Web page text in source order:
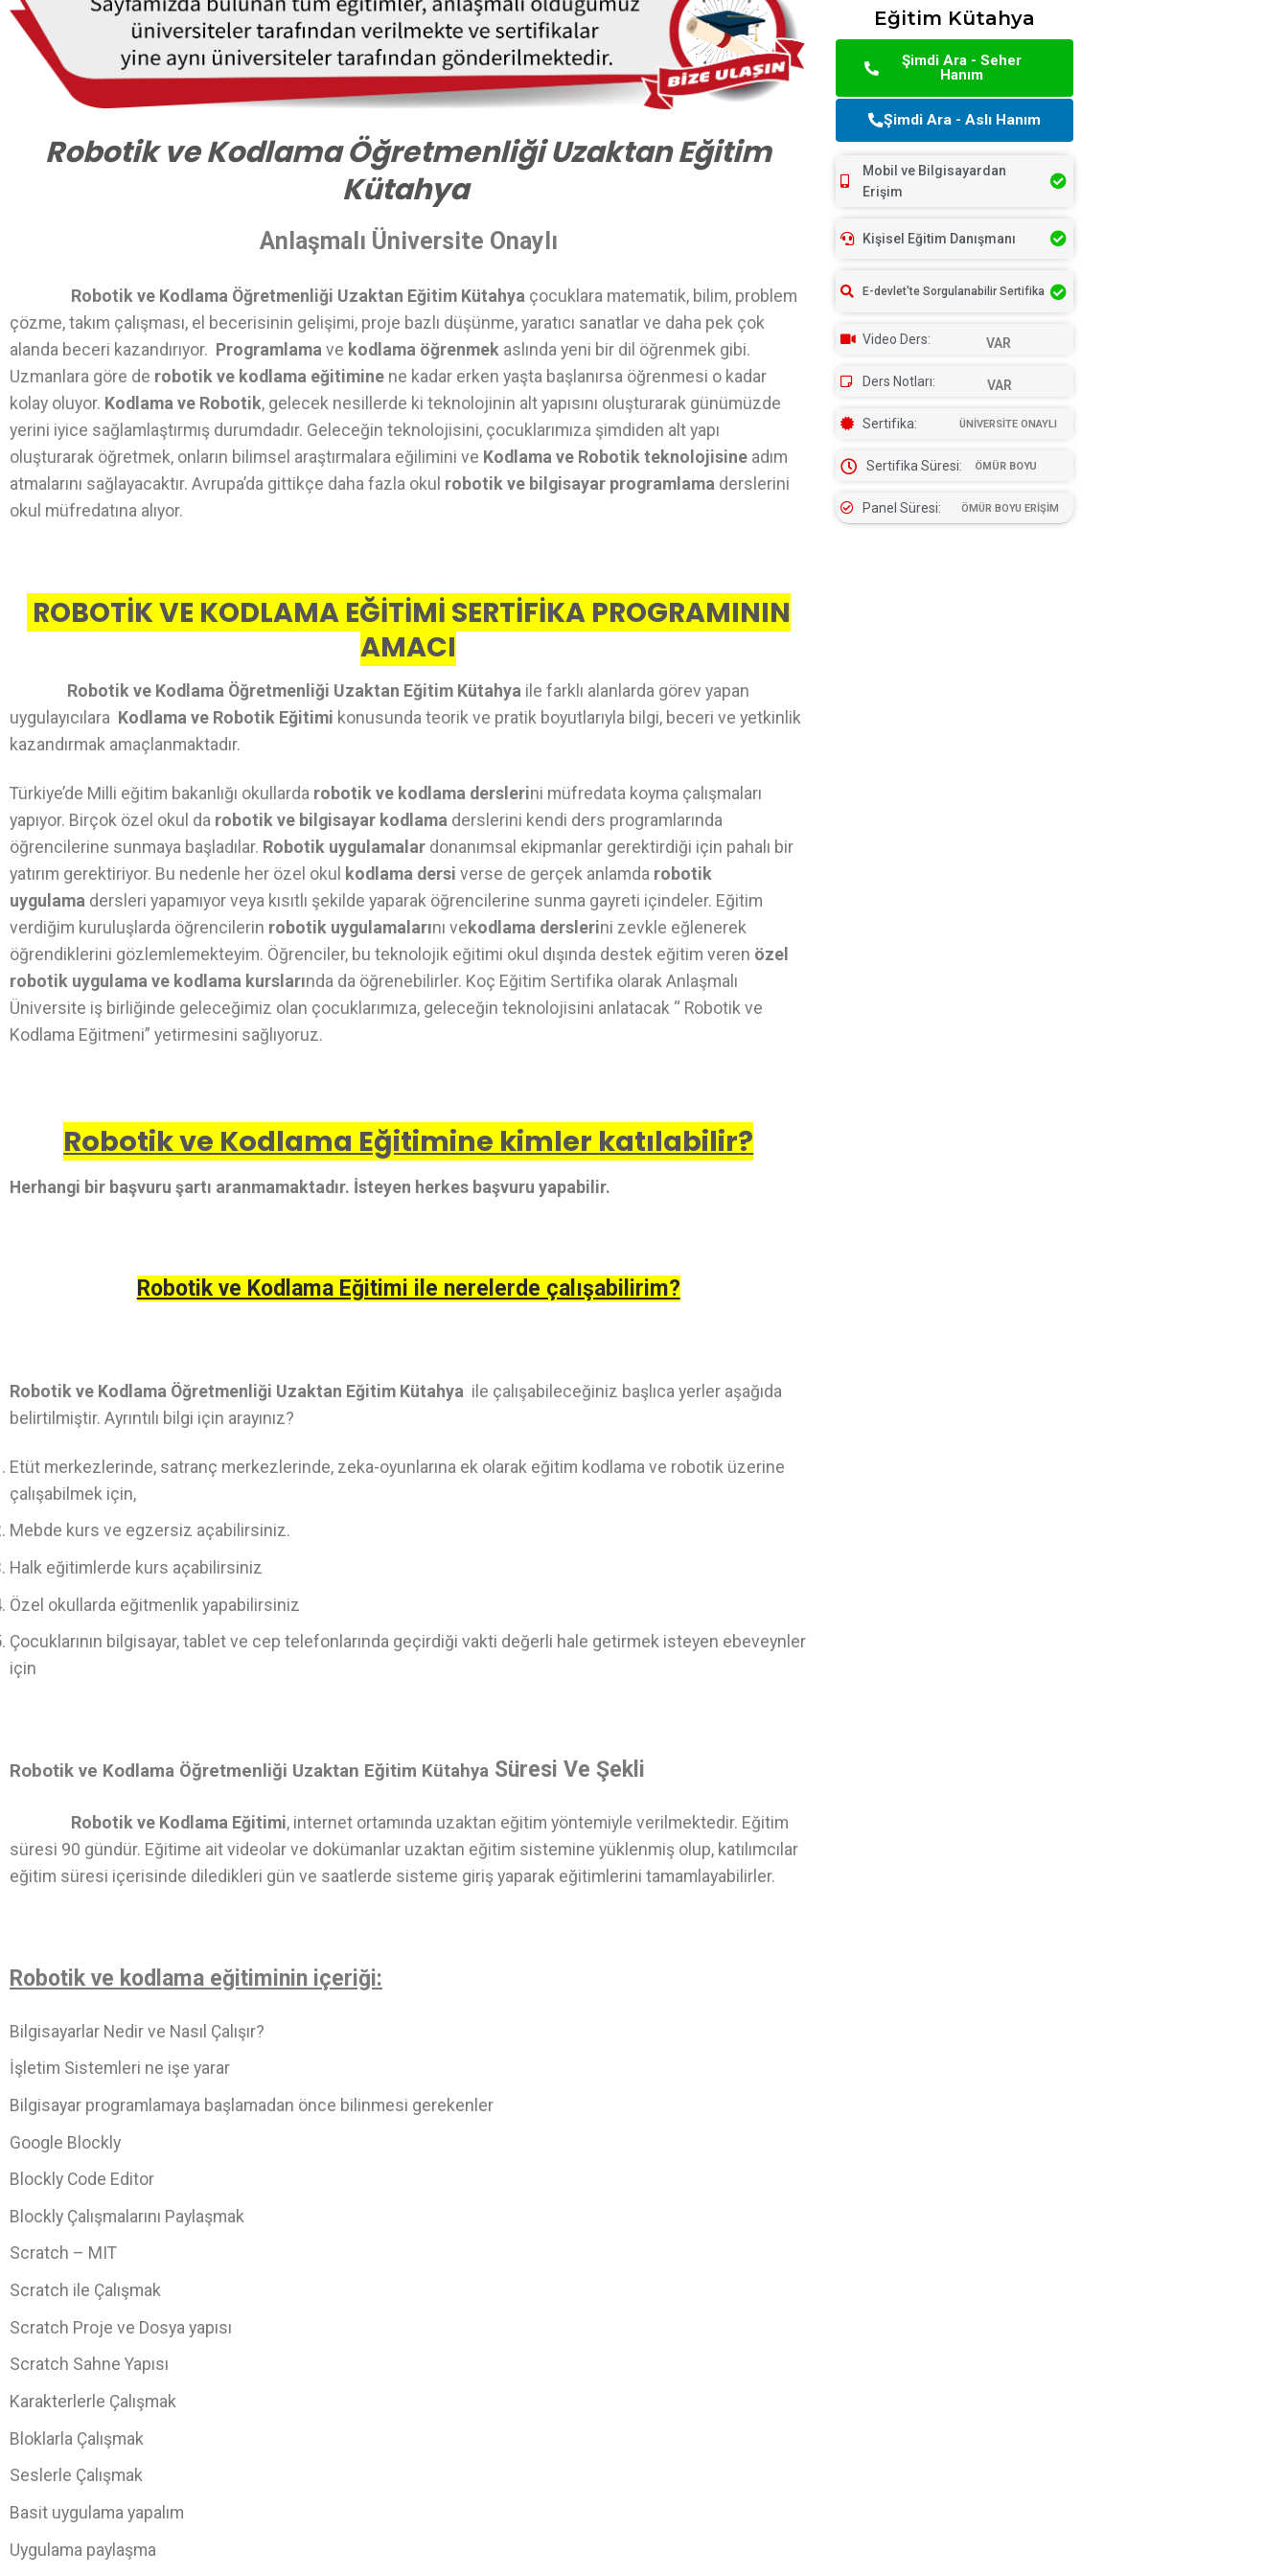
Robotik ve Kodlama Öğretmenliği Uzaktan Eğitim
Kütahya
Anlaşmalı Üniversite Onaylı
Robotik ve Kodlama Öğretmenliği Uzaktan Eğitim Kütahya çocuklara matematik, bilim, problem
çözme, takım çalışması, el becerisinin gelişimi, proje bazlı düşünme, yaratıcı sanatlar ve daha pek çok
alanda beceri kazandırıyor. Programlama ve kodlama öğrenmek aslında yeni bir dil öğrenmek gibi.
Uzmanlara göre de robotik ve kodlama eğitimine ne kadar erken yaşta başlanırsa öğrenmesi o kadar
kolay oluyor. Kodlama ve Robotik, gelecek nesillerde ki teknolojinin alt yapısını oluşturarak günümüzde
yerini iyice sağlamlaştırmış durumdadır. Geleceğin teknolojisini, çocuklarımıza şimdiden alt yapı
oluşturarak öğretmek, onların bilimsel araştırmalara eğilimini ve Kodlama ve Robotik teknolojisine adım
atmalarını sağlayacaktır. Avrupa’da gittikçe daha fazla okul robotik ve bilgisayar programlama derslerini
okul müfredatına alıyor.
ROBOTİK VE KODLAMA EĞİTİMİ SERTİFİKA PROGRAMININ
AMACI
Robotik ve Kodlama Öğretmenliği Uzaktan Eğitim Kütahya ile farklı alanlarda görev yapan
uygulayıcılara Kodlama ve Robotik Eğitimi konusunda teorik ve pratik boyutlarıyla bilgi, beceri ve yetkinlik
kazandırmak amaçlanmaktadır.
Türkiye’de Milli eğitim bakanlığı okullarda robotik ve kodlama derslerini müfredata koyma çalışmaları
yapıyor. Birçok özel okul da robotik ve bilgisayar kodlama derslerini kendi ders programlarında
öğrencilerine sunmaya başladılar. Robotik uygulamalar donanımsal ekipmanlar gerektirdiği için pahalı bir
yatırım gerektiriyor. Bu nedenle her özel okul kodlama dersi verse de gerçek anlamda robotik
uygulama dersleri yapamıyor veya kısıtlı şekilde yaparak öğrencilerine sunma gayreti içindeler. Eğitim
verdiğim kuruluşlarda öğrencilerin robotik uygulamalarını ve kodlama derslerini zevkle eğlenerek
öğrendiklerini gözlemlemekteyim. Öğrenciler, bu teknolojik eğitimi okul dışında destek eğitim veren özel
robotik uygulama ve kodlama kurslarında da öğrenebilirler. Koç Eğitim Sertifika olarak Anlaşmalı
Üniversite iş birliğinde geleceğimiz olan çocuklarımıza, geleceğin teknolojisini anlatacak “ Robotik ve
Kodlama Eğitmeni” yetirmesini sağlıyoruz.
Robotik ve Kodlama Eğitimine kimler katılabilir?
Herhangi bir başvuru şartı aranmamaktadır. İsteyen herkes başvuru yapabilir.
Robotik ve Kodlama Eğitimi ile nerelerde çalışabilirim?
Robotik ve Kodlama Öğretmenliği Uzaktan Eğitim Kütahya ile çalışabileceğiniz başlıca yerler aşağıda
belirtilmiştir. Ayrıntılı bilgi için arayınız?
Etüt merkezlerinde, satranç merkezlerinde, zeka-oyunlarına ek olarak eğitim kodlama ve robotik üzerine
çalışabilmek için,
Mebde kurs ve egzersiz açabilirsiniz.
Halk eğitimlerde kurs açabilirsiniz
Özel okullarda eğitmenlik yapabilirsiniz
Çocuklarının bilgisayar, tablet ve cep telefonlarında geçirdiği vakti değerli hale getirmek isteyen ebeveynler
için
Robotik ve Kodlama Öğretmenliği Uzaktan Eğitim Kütahya Süresi Ve Şekli
Robotik ve Kodlama Eğitimi, internet ortamında uzaktan eğitim yöntemiyle verilmektedir. Eğitim
süresi 90 gündür. Eğitime ait videolar ve dokümanlar uzaktan eğitim sistemine yüklenmiş olup, katılımcılar
eğitim süresi içerisinde diledikleri gün ve saatlerde sisteme giriş yaparak eğitimlerini tamamlayabilirler.
Robotik ve kodlama eğitiminin içeriği:
Bilgisayarlar Nedir ve Nasıl Çalışır?
İşletim Sistemleri ne işe yarar
Bilgisayar programlamaya başlamadan önce bilinmesi gerekenler
Google Blockly
Blockly Code Editor
Blockly Çalışmalarını Paylaşmak
Scratch – MIT
Scratch ile Çalışmak
Scratch Proje ve Dosya yapısı
Scratch Sahne Yapısı
Karakterlerle Çalışmak
Bloklarla Çalışmak
Seslerle Çalışmak
Basit uygulama yapalım
Uygulama paylaşma
Eğitim Kütahya
Şimdi Ara - Seher
Hanım
Şimdi Ara - Aslı Hanım
Mobil ve Bilgisayardan
Erişim
Kişisel Eğitim Danışmanı
E-devlet'te Sorgulanabilir Sertifika
Video Ders: VAR
Ders Notları: VAR
Sertifika: ÜNİVERSİTE ONAYLI
Sertifika Süresi: ÖMÜR BOYU
Panel Süresi: ÖMÜR BOYU ERİŞİM